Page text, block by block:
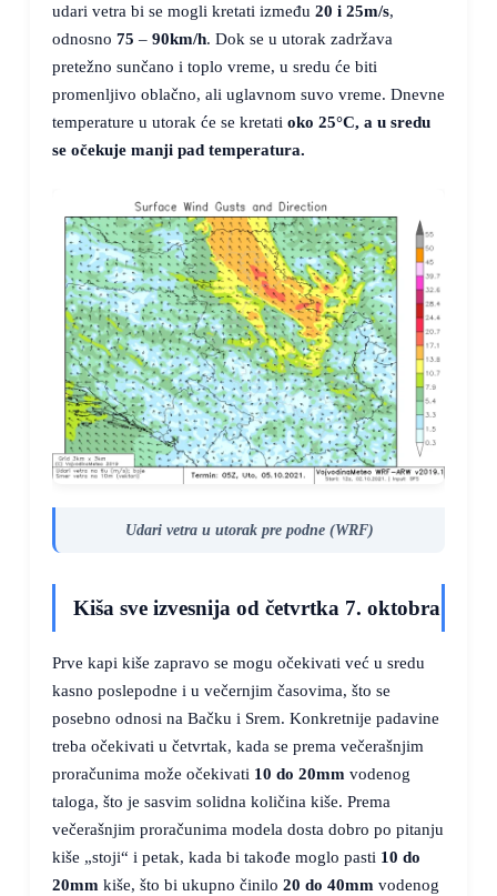
udari vetra bi se mogli kretati između 20 i 25m/s,
odnosno 75 – 90km/h. Dok se u utorak zadržava
pretežno sunčano i toplo vreme, u sredu će biti
promenljivo oblačno, ali uglavnom suvo vreme. Dnevne
temperature u utorak će se kretati oko 25°C, a u sredu
se očekuje manji pad temperatura.
Udari vetra u utorak pre podne (WRF)
Kiša sve izvesnija od četvrtka 7. oktobra
Prve kapi kiše zapravo se mogu očekivati već u sredu
kasno poslepodne i u večernjim časovima, što se
posebno odnosi na Bačku i Srem. Konkretnije padavine
treba očekivati u četvrtak, kada se prema večerašnjim
proračunima može očekivati 10 do 20mmvodenog
taloga, što je sasvim solidna količina kiše. Prema
večerašnjim proračunima modela dosta dobro po pitanju
kiše „stoji“ i petak, kada bi takođe moglo pasti 10 do
20mmkiše, što bi ukupno činilo 20 do 40mmvodenog